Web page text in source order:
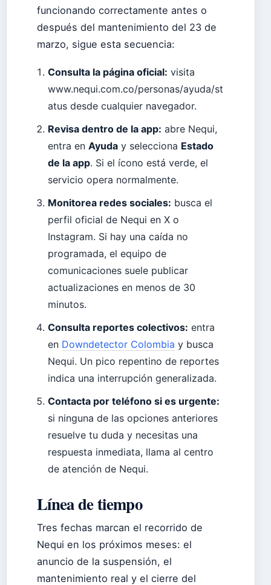
funcionando correctamente antes o
después del mantenimiento del 23 de
marzo, sigue esta secuencia:
Consulta la página oficial: visita
www.nequi.com.co/personas/ayuda/st
atus desde cualquier navegador.
Revisa dentro de la app: abre Nequi,
entra enAyuda y selecciona Estado
de la app. Si el ícono está verde, el
servicio opera normalmente.
Monitorea redes sociales: busca el
perfil oficial de Nequi en X o
Instagram. Si hay una caída no
programada, el equipo de
comunicaciones suele publicar
actualizaciones en menos de 30
minutos.
Consulta reportes colectivos: entra
en Downdetector Colombia y busca
Nequi. Un pico repentino de reportes
indica una interrupción generalizada.
Contacta por teléfono si es urgente:
si ninguna de las opciones anteriores
resuelve tu duda y necesitas una
respuesta inmediata, llama al centro
de atención de Nequi.
Línea de tiempo
Tres fechas marcan el recorrido de
Nequi en los próximos meses: el
anuncio de la suspensión, el
mantenimiento real y el cierre del